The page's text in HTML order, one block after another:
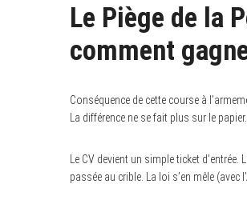
Le Piège de la
comment
Conséquence de cette course à
La différence ne se fait plus sur le papier.
Le CV devient un simple ticket
passée au crible. La loi s’en mêle (avec